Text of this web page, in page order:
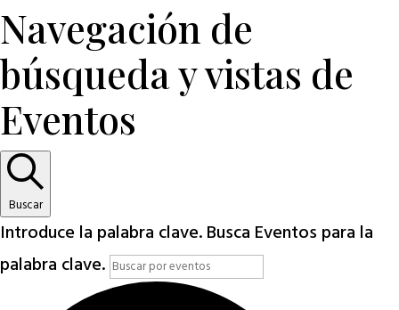
Navegación de
búsqueda y vistas de
Eventos
Buscar
Introduce la palabra clave. Busca Eventos para la
palabra clave.